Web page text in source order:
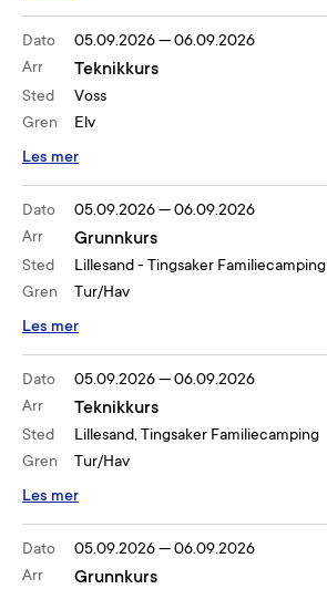
Dato
Arr
Sted
Gren
05.09.2026—06.09.2026
Teknikkurs
Voss
Elv
Les mer
Dato
Arr
Sted
Gren
05.09.2026—06.09.2026
Grunnkurs
Lillesand - Tingsaker Familiecamping
Tur/Hav
Les mer
Dato
Arr
Sted
Gren
05.09.2026—06.09.2026
Teknikkurs
Lillesand, Tingsaker Familiecamping
Tur/Hav
Les mer
Dato
Arr
05.09.2026—06.09.2026
Grunnkurs